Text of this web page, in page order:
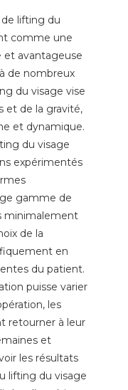
lifting du
comme une
et avantageuse
de nombreux
du visage vise
et de la gravité,
et dynamique.
du visage
expérimentés
gamme de
minimalement
de la
en
du patient.
puisse varier
les
retourner à leur
et
les résultats
lifting du visage